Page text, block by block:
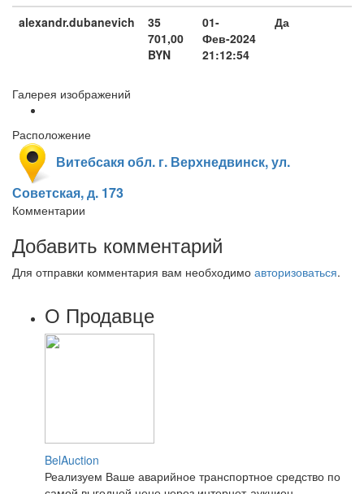
alexandr.dubanevich
35
701,00
BYN
01-
Фев-2024
21:12:54
Да
Галерея изображений
Расположение
Витебсакя обл. г. Верхнедвинск, ул.
Советская, д. 173
Комментарии
Добавить комментарий
Для отправки комментария вам необходимо авторизоваться.
О Продавце
BelAuction
Реализуем Ваше аварийное транспортное средство по